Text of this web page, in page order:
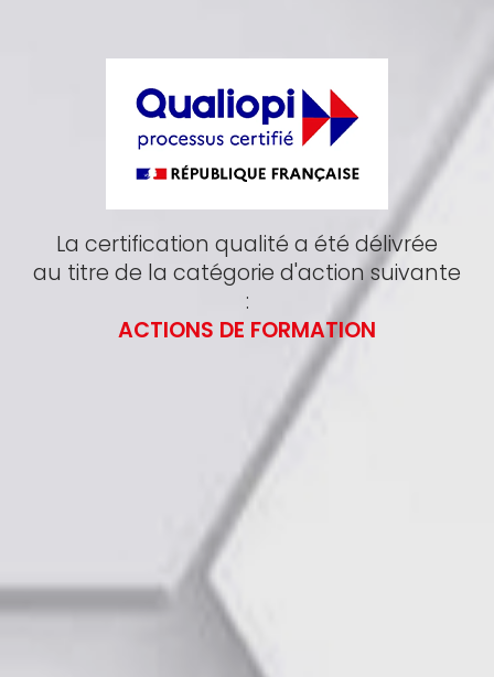
La certification qualité a été délivrée
au titre de la catégorie d'action suivante
:
ACTIONS DE FORMATION